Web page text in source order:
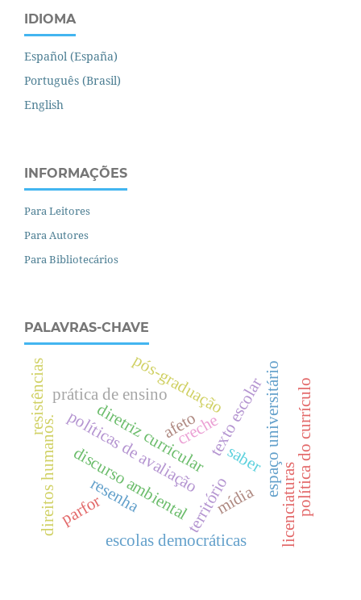
IDIOMA
Español (España)
Português (Brasil)
English
INFORMAÇÕES
Para Leitores
Para Autores
Para Bibliotecários
PALAVRAS-CHAVE
resenha território
diretriz curricular
prática de ensino texto escolar
políticas de avaliação espaço universitário
pós-graduação
saber
discurso ambiental mídia
d
i
r
e
i
t
o
s
h
u
m
a
n
o
s
.
escolas democráticas licenciaturas
parfor
creche política do currículo
afeto
resistências